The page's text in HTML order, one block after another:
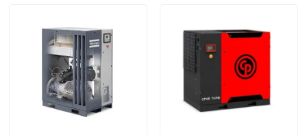
Über uns
Fabrik Tour
Qualitätskontrolle